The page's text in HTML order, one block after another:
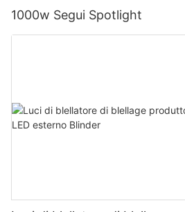
1000w Segui Spotlight